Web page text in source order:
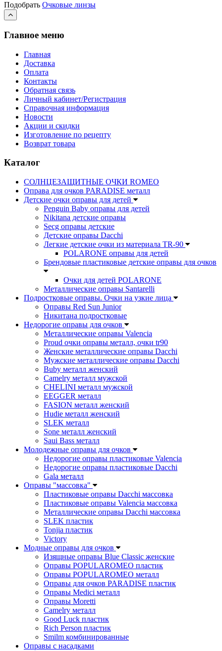
Подобрать Очковые линзы
Главное меню
Главная
Доставка
Оплата
Контакты
Обратная связь
Личный кабинет/Регистрация
Справочная информация
Новости
Акции и скидки
Изготовление по рецепту
Возврат товара
Каталог
СОЛНЦЕЗАЩИТНЫЕ ОЧКИ ROMEO
Оправа для очков PARADISE металл
Детские очки оправы для детей
Penguin Baby оправы для детей
Nikitana детские оправы
Secg оправы детские
Детские оправы Dacchi
Легкие детские очки из материала TR-90
POLARONE оправы для детей
Брендовые пластиковые детские оправы для очков
Очки для детей POLARONE
Металлические оправы Santarelli
Подростковые оправы. Очки на узкие лица
Оправы Red Sun Junior
Никитана подростковые
Недорогие оправы для очков
Металлические оправы Valencia
Proud очки оправы металл, очки tr90
Женские металлические оправы Dacchi
Мужские металлические оправы Dacchi
Buby металл женский
Camelry металл мужской
CHELINI металл мужской
EEGGER металл
FASION металл женский
Hudie металл женский
SLEK металл
Sone металл женский
Saui Bass металл
Молодежные оправы для очков
Недорогие оправы пластиковые Valencia
Недорогие оправы пластиковые Dacchi
Gala металл
Оправы "массовка"
Пластиковые оправы Dacchi массовка
Пластиковые оправы Valencia массовка
Металлические оправы Dacchi массовка
SLEK пластик
Tonjia пластик
Victory
Модные оправы для очков
Изящные оправы Blue Classic женские
Оправы POPULAROMEO пластик
Оправы POPULAROMEO металл
Оправы для очков PARADISE пластик
Оправы Medici металл
Оправы Moretti
Camelry металл
Good Luck пластик
Rich Person пластик
Smilm комбинированные
Оправы с насадками